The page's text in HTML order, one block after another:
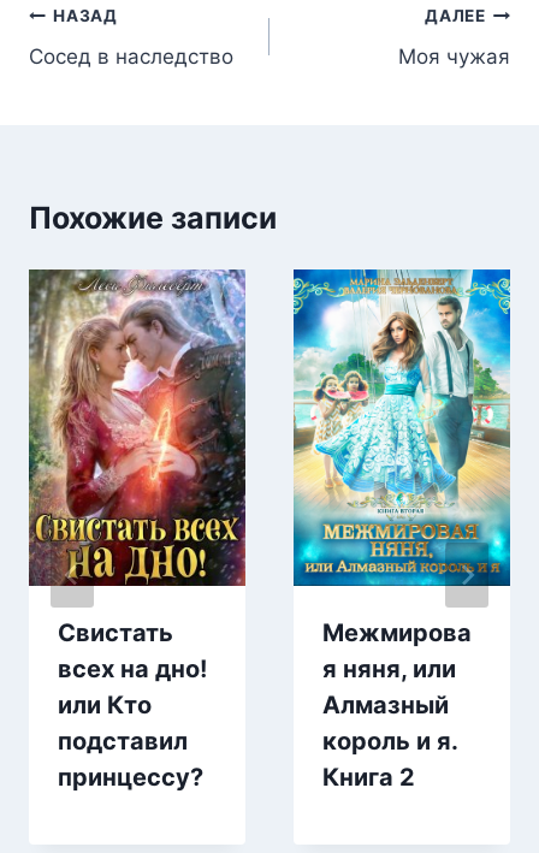
Навигация
по
НАЗАД
Сосед в наследство
ДАЛЕЕ
Моя чужая
Похожие записи
Свистать
всех на дно!
или Кто
подставил
принцессу?
Межмирова
я няня, или
Алмазный
король и я.
Книга 2